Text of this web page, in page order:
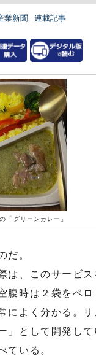
業新聞 連載記事
「グリーンカレー」
だ。
は、このサービス
腹時は２袋をペ
によく分かる。
」として開発し
ている。